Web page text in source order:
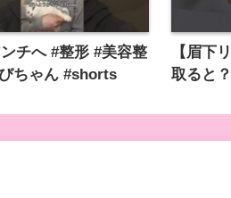
チへ #整形 #美容整
ちゃん #shorts
【眉下
取ると